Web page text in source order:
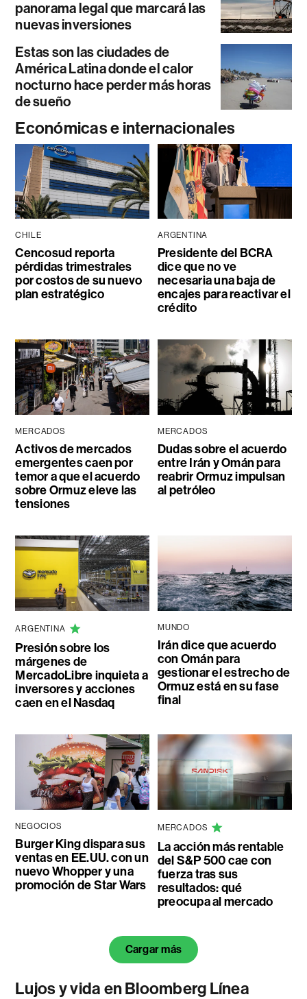
panorama legal que marcará las
nuevas inversiones
Estas son las ciudades de
América Latina donde el calor
nocturno hace perder más horas
de sueño
Económicas e internacionales
CHILE
Cencosud reporta
pérdidas trimestrales
por costos de su nuevo
plan estratégico
ARGENTINA
Presidente del BCRA
dice que no ve
necesaria una baja de
encajes para reactivar el
crédito
MERCADOS
Activos de mercados
emergentes caen por
temor a que el acuerdo
sobre Ormuz eleve las
tensiones
MERCADOS
Dudas sobre el acuerdo
entre Irán y Omán para
reabrir Ormuz impulsan
al petróleo
ARGENTINA
Presión sobre los
márgenes de
MercadoLibre inquieta a
inversores y acciones
caen en el Nasdaq
MUNDO
Irán dice que acuerdo
con Omán para
gestionar el estrecho de
Ormuz está en su fase
final
NEGOCIOS
Burger King dispara sus
ventas en EE.UU. con un
nuevo Whopper y una
promoción de Star Wars
MERCADOS
La acción más rentable
del S&P 500 cae con
fuerza tras sus
resultados: qué
preocupa al mercado
Cargar más
Lujos y vida en Bloomberg Línea